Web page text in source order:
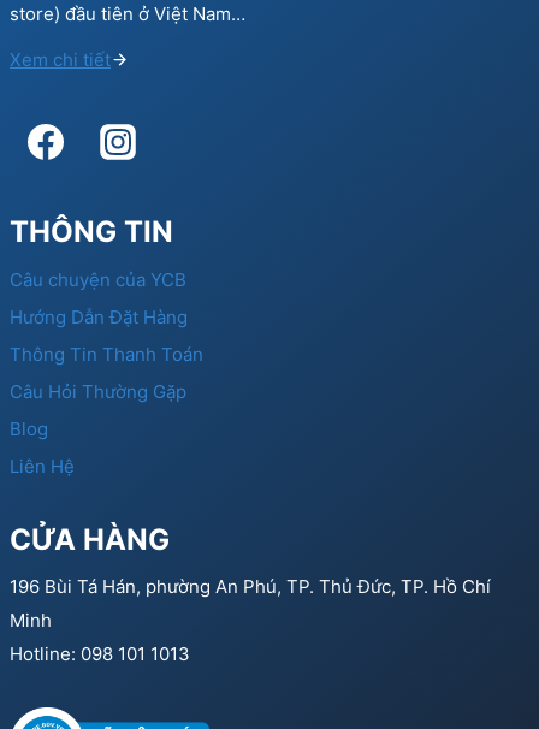
store) đầu tiên ở Việt Nam…
Xem chi tiết
THÔNG TIN
Câu chuyện của YCB
Hướng Dẫn Đặt Hàng
Thông Tin Thanh Toán
Câu Hỏi Thường Gặp
Blog
Liên Hệ
CỬA HÀNG
196 Bùi Tá Hán, phường An Phú, TP. Thủ Đức, TP. Hồ Chí
Minh
Hotline: 098 101 1013